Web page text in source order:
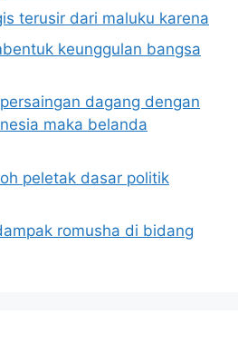
terusir dari maluku karena
keunggulan bangsa
dagang dengan
maka belanda
peletak dasar politik
romusha di bidang